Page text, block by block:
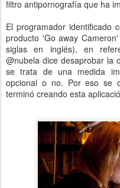
filtro antipornografía que ha
El programador identificado
producto 'Go away
siglas en inglés), en
@nubela dice desaprobar la
se trata de una medida
opcional o no. Por eso se
terminó creando esta